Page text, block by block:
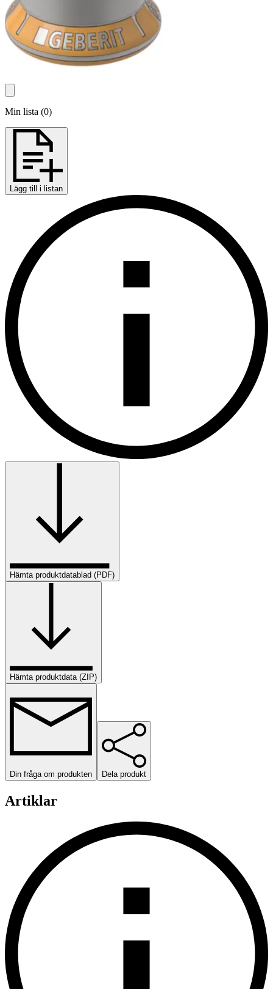
Min lista (0)
Lägg till i listan
Hämta produktdatablad (PDF)
Hämta produktdata (ZIP)
Din fråga om produkten Dela produkt
Artiklar